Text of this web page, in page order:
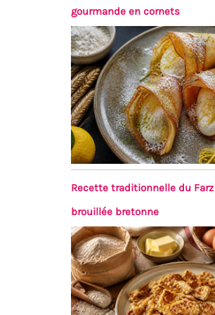
gourmande en cornets
Recette traditionnelle du Farz
brouillée bretonne